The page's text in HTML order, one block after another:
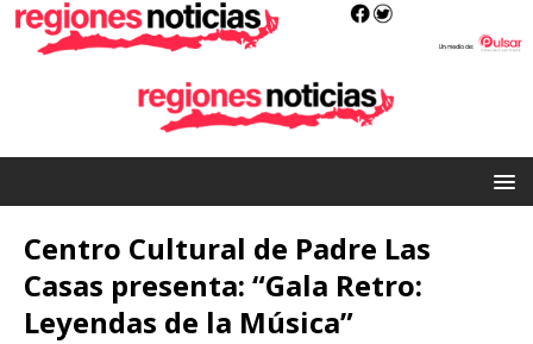
Centro Cultural de Padre Las
Casas presenta: “Gala Retro:
Leyendas de la Música”